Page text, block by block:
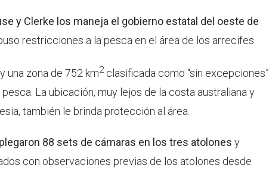
y Clerke los maneja el gobierno estatal del oeste de
restricciones a la pesca en el área de los arrecifes.
una zona de 752 km2clasificada como “sin excepciones”
La ubicación, muy lejos de la costa australiana y
también le brinda protección al área.
88 sets de cámaras en los tres atolones y
con observaciones previas de los atolones desde